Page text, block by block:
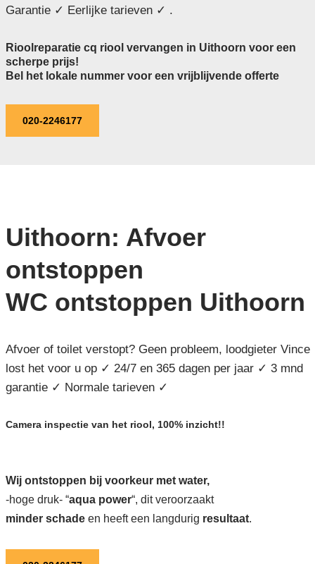
Garantie ✓ Eerlijke tarieven ✓ .
Rioolreparatie cq riool vervangen in Uithoorn voor een
scherpe prijs!
Bel het lokale nummer voor een vrijblijvende offerte
020-2246177
Uithoorn: Afvoer
ontstoppen
WC ontstoppen Uithoorn
Afvoer of toilet verstopt? Geen probleem, loodgieter Vince
lost het voor u op ✓ 24/7 en 365 dagen per jaar ✓ 3 mnd
garantie ✓ Normale tarieven ✓
Camera inspectie van het riool, 100% inzicht!!
Wij ontstoppen bij voorkeur met water,
-hoge druk- “aqua power“, dit veroorzaakt
minder schadeen heeft een langdurig resultaat.